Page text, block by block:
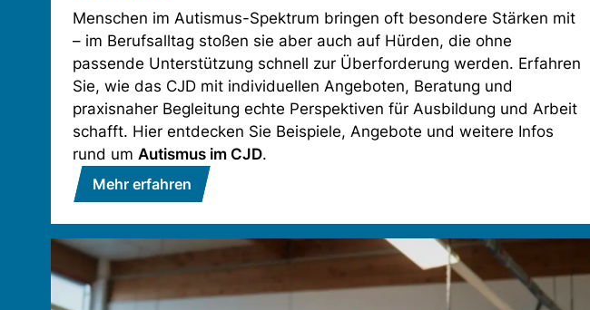
Menschen im Autismus-Spektrum bringen oft besondere Stärken mit
– im Berufsalltag stoßen sie aber auch auf Hürden, die ohne
passende Unterstützung schnell zur Überforderung werden. Erfahren
Sie, wie das CJD mit individuellen Angeboten, Beratung und
praxisnaher Begleitung echte Perspektiven für Ausbildung und Arbeit
schafft. Hier entdecken Sie Beispiele, Angebote und weitere Infos
rund um Autismus im CJD.
Mehr erfahren